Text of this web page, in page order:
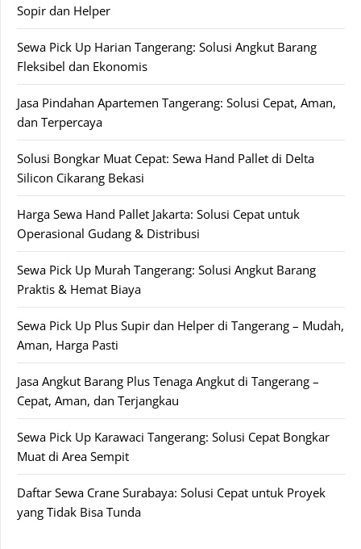
Sopir dan Helper
Sewa Pick Up Harian Tangerang: Solusi Angkut Barang
Fleksibel dan Ekonomis
Jasa Pindahan Apartemen Tangerang: Solusi Cepat, Aman,
dan Terpercaya
Solusi Bongkar Muat Cepat: Sewa Hand Pallet di Delta
Silicon Cikarang Bekasi
Harga Sewa Hand Pallet Jakarta: Solusi Cepat untuk
Operasional Gudang & Distribusi
Sewa Pick Up Murah Tangerang: Solusi Angkut Barang
Praktis & Hemat Biaya
Sewa Pick Up Plus Supir dan Helper di Tangerang – Mudah,
Aman, Harga Pasti
Jasa Angkut Barang Plus Tenaga Angkut di Tangerang –
Cepat, Aman, dan Terjangkau
Sewa Pick Up Karawaci Tangerang: Solusi Cepat Bongkar
Muat di Area Sempit
Daftar Sewa Crane Surabaya: Solusi Cepat untuk Proyek
yang Tidak Bisa Tunda